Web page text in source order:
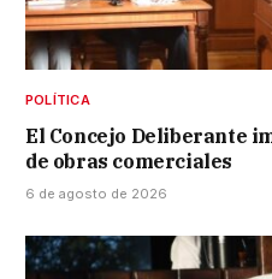
POLÍTICA
El Concejo Deliberante
de obras comerciales
6 de agosto de 2026